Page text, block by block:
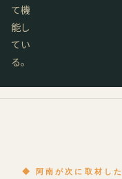
て機
能し
てい
る。
◆ 阿南が次に取材した